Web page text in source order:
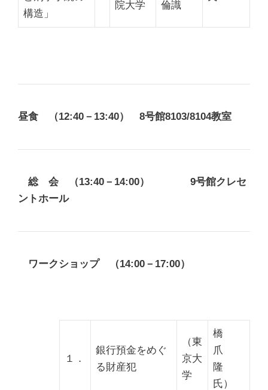
構造」
院大学
倫識
昼食 （12:40－13:40） 8号館8103/8104教室
総 会 （13:40－14:00） 9号館クレセ
ントホール
ワークショップ （14:00－17:00）
１．
銀行預金をめぐ
る財産犯
（東
京大
学
橋
爪
隆
氏）